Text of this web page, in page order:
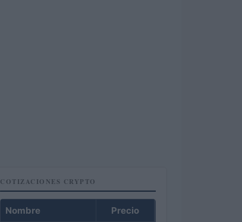
COTIZACIONES CRYPTO
Nombre Precio